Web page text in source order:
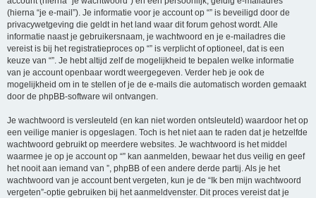
(hierna “je e-mail”). Je informatie voor je account op “” is beveiligd door de
privacywetgeving die geldt in het land waar dit forum gehost wordt. Alle
informatie naast je gebruikersnaam, je wachtwoord en je e-mailadres die
vereist is bij het registratieproces op “” is verplicht of optioneel, dat is een
keuze van “”. Je hebt altijd zelf de mogelijkheid te bepalen welke informatie
van je account openbaar wordt weergegeven. Verder heb je ook de
mogelijkheid om in te stellen of je de e-mails die automatisch worden gemaakt
door de phpBB-software wil ontvangen.
Je wachtwoord is versleuteld (en kan niet worden ontsleuteld) waardoor het op
een veilige manier is opgeslagen. Toch is het niet aan te raden dat je hetzelfde
wachtwoord gebruikt op meerdere websites. Je wachtwoord is het middel
waarmee je op je account op “” kan aanmelden, bewaar het dus veilig en geef
het nooit aan iemand van ”, phpBB of een andere derde partij. Als je het
wachtwoord van je account bent vergeten, kun je de “Ik ben mijn wachtwoord
vergeten”-optie gebruiken bij het aanmeldvenster. Dit proces vereist dat je